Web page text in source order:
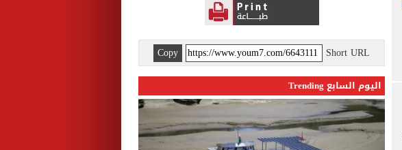
Short URL
Copy
اليوم السابع Trending